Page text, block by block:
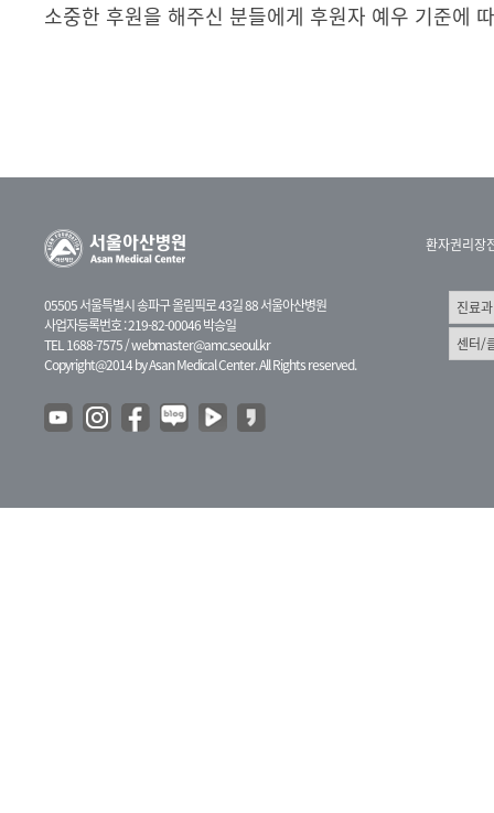
소중한 후원을 해주신 분들에게 후원자 예우 기준에
05505 서울특별시 송파구 올림픽로 43길 88 서울아산병원
사업자등록번호 : 219-82-00046 박승일
TEL 1688-7575 /webmaster@amc.seoul.kr
Copyright@2014 by Asan Medical Center. All Rights reserved.
환자권리장